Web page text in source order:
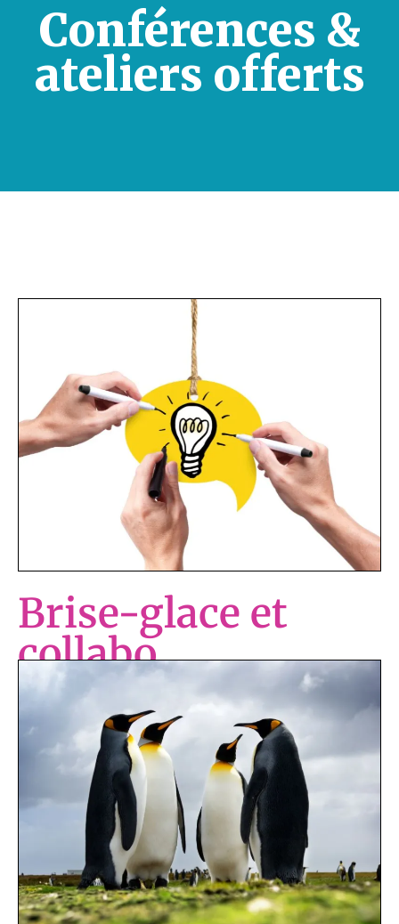
Conférences &
ateliers offerts
Brise-glace et
collabo
Activités brise-glace et collaboratives
Atelier interactif permettant aux
participants de comprendre l’importance
et les principes de base des activités
brise-glace ou collaboratives, d’en
découvrir plus d’une dizaine et d’en